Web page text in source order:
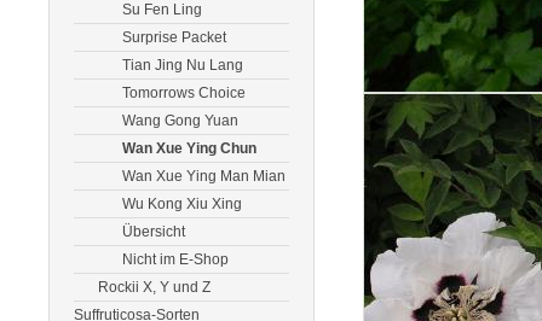
Su Fen Ling
Surprise Packet
Tian Jing Nu Lang
Tomorrows Choice
Wang Gong Yuan
Wan Xue Ying Chun
Wan Xue Ying Man Mian
Wu Kong Xiu Xing
Übersicht
Nicht im E-Shop
Rockii X, Y und Z
Suffruticosa-Sorten